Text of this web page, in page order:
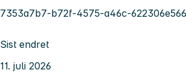
7353a7b7-b72f-4575-a46c-
Sist endret
11. juli 2026